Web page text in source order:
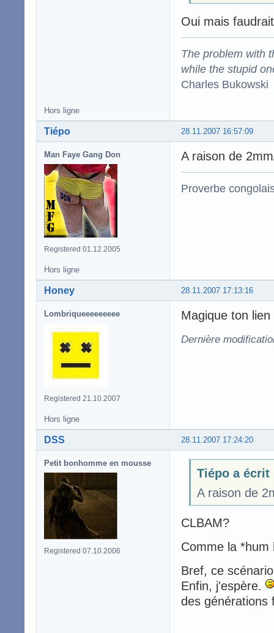
Oui mais
The problem with
while the stupid
Charles Bukowski
Hors ligne
28.11.2007 16:57:09
Tiépo
Man Faye Gang Don
Registered 01.12.2005
A raison de
Proverbe
Hors ligne
28.11.2007 17:13:16
Honey
Lombriqueeeeeeeee
Registered 21.10.2007
Magique ton
Dernière
Hors ligne
28.11.2007 17:24:20
DSS
Petit bonhomme en mousse
Registered 07.10.2006
Tiépo a écrit
A raison de
CLBAM?
Comme la
Bref, ce
Enfin, j'espère.
des générations